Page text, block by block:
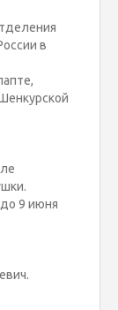
в
9 июня